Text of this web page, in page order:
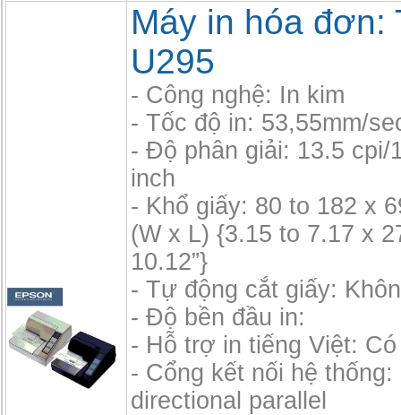
Máy in hóa đơn:
U295
- Công nghệ: In kim
- Tốc độ in: 53,55mm/
- Độ phân giải: 13.5 cpi/
inch
- Khổ giấy: 80 to 182 x
(W x L) {3.15 to 7.17 x
10.12”}
- Tự động cắt giấy:
- Độ bền đầu in:
- Hỗ trợ in tiếng Việt: Có
- Cổng kết nối hệ thống:
directional parallel